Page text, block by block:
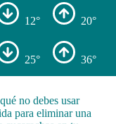
12° 20°
25° 36°